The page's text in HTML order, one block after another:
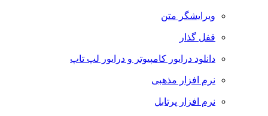
ویرایشگر متن
قفل گذار
دانلود درایور کامپیوتر و درایور لپ تاپ
نرم افزار مذهبی
نرم افزار پرتابل